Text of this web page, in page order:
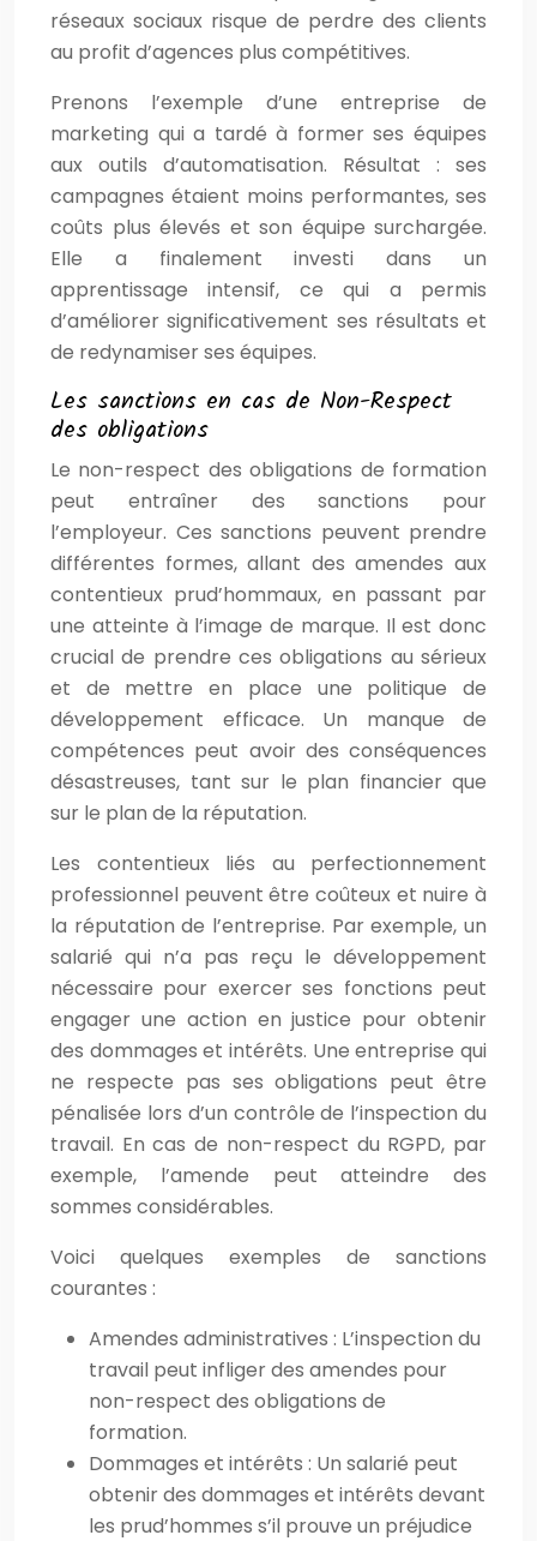
réseaux sociaux risque de perdre des clients
au profit d’agences plus compétitives.
Prenons l’exemple d’une entreprise de
marketing qui a tardé à former ses équipes
aux outils d’automatisation. Résultat : ses
campagnes étaient moins performantes, ses
coûts plus élevés et son équipe surchargée.
Elle a finalement investi dans un
apprentissage intensif, ce qui a permis
d’améliorer significativement ses résultats et
de redynamiser ses équipes.
Les sanctions en cas de Non-Respect
des obligations
Le non-respect des obligations de formation
peut entraîner des sanctions pour
l’employeur. Ces sanctions peuvent prendre
différentes formes, allant des amendes aux
contentieux prud’hommaux, en passant par
une atteinte à l’image de marque. Il est donc
crucial de prendre ces obligations au sérieux
et de mettre en place une politique de
développement efficace. Un manque de
compétences peut avoir des conséquences
désastreuses, tant sur le plan financier que
sur le plan de la réputation.
Les contentieux liés au perfectionnement
professionnel peuvent être coûteux et nuire à
la réputation de l’entreprise. Par exemple, un
salarié qui n’a pas reçu le développement
nécessaire pour exercer ses fonctions peut
engager une action en justice pour obtenir
des dommages et intérêts. Une entreprise qui
ne respecte pas ses obligations peut être
pénalisée lors d’un contrôle de l’inspection du
travail. En cas de non-respect du RGPD, par
exemple, l’amende peut atteindre des
sommes considérables.
Voici quelques exemples de sanctions
courantes :
Amendes administratives : L’inspection du
travail peut infliger des amendes pour
non-respect des obligations de
formation.
Dommages et intérêts : Un salarié peut
obtenir des dommages et intérêts devant
les prud’hommes s’il prouve un préjudice